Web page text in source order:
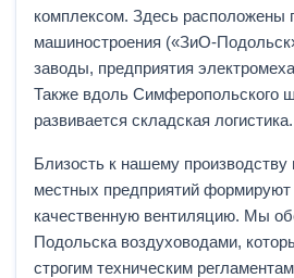
комплексом. Здесь расположены
машиностроения («ЗиО-
заводы, предприятия
Также вдоль Симферопольского
развивается складская логистика.
Близость к нашему
местных предприятий
качественную вентиляцию. Мы
Подольска воздуховодами,
строгим техническим